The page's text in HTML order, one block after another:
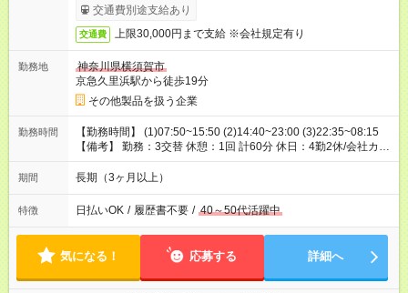
交通費別途支給あり
交通費 上限30,000円まで支給 ※会社規定有り
勤務地
神奈川県横須賀市
京急久里浜駅から徒歩19分
その他製品を扱う企業
勤務時間
【勤務時間】 (1)07:50~15:50 (2)14:40~23:00 (3)22:35~08:15
【備考】 勤務：3交替 休憩：1回 計60分 休日：4勤2休/会社カレ
ンダーに準ずる/年日121日 休暇：GW休暇・夏季休暇・年末年始
休暇
期間 長期（3ヶ月以上）
特徴 日払いOK / 履歴書不要 / 40～50代活躍中
気になる！ 応募する 詳細へ